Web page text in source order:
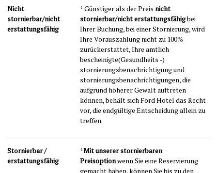
Nicht
stornierbar/nicht
erstattungsfähig
* Günstiger als der Preis nicht
stornierbar/nicht erstattungsfähigbei
Ihrer Buchung, bei einer Stornierung, wird
Ihre Vorauszahlung nicht zu 100%
zurückerstattet, Ihre amtlich
bescheinigte(Gesundheits -)
stornierungsbenachrichtigung und
stornierungsbenachrichtigungen, die
aufgrund höherer Gewalt auftreten
können, behält sich Ford Hotel das Recht
vor, die endgültige Entscheidung allein zu
treffen.
Stornierbar /
erstattungsfähig
*Mit unserer stornierbaren
Preisoptionwenn Sie eine Reservierung
gemacht haben, können Sie bis zu den